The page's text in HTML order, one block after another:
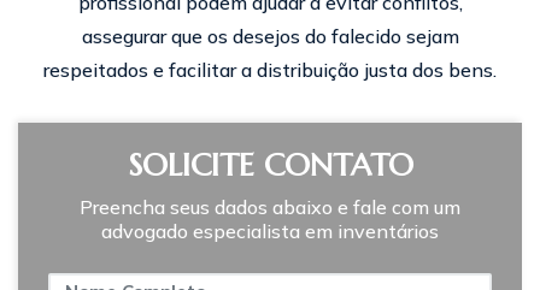
assegurar que os desejos do falecido sejam
respeitados e facilitar a distribuição justa dos bens.
SOLICITE CONTATO
Preencha seus dados abaixo e fale com um
advogado especialista em inventários